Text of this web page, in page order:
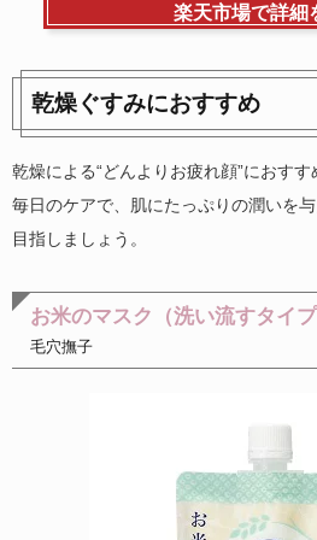
楽天市場で詳細
乾燥ぐすみにおすすめ
乾燥による“どんよりお疲れ顔”におすす
毎日のケアで、肌にたっぷりの潤いを
目指しましょう。
お米のマスク（洗い流すタイプ
毛穴撫子